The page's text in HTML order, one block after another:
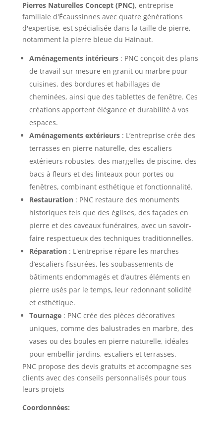
Pierres Naturelles Concept (PNC), entreprise
familiale d'Écaussinnes avec quatre générations
d'expertise, est spécialisée dans la taille de pierre,
notamment la pierre bleue du Hainaut.
Aménagements intérieurs: PNC conçoit des plans
de travail sur mesure en granit ou marbre pour
cuisines, des bordures et habillages de
cheminées, ainsi que des tablettes de fenêtre. Ces
créations apportent élégance et durabilité à vos
espaces.
Aménagements extérieurs: L’entreprise crée des
terrasses en pierre naturelle, des escaliers
extérieurs robustes, des margelles de piscine, des
bacs à fleurs et des linteaux pour portes ou
fenêtres, combinant esthétique et fonctionnalité.
Restauration: PNC restaure des monuments
historiques tels que des églises, des façades en
pierre et des caveaux funéraires, avec un savoir-
faire respectueux des techniques traditionnelles.
Réparation: L'entreprise répare les marches
d’escaliers fissurées, les soubassements de
bâtiments endommagés et d’autres éléments en
pierre usés par le temps, leur redonnant solidité
et esthétique.
Tournage: PNC crée des pièces décoratives
uniques, comme des balustrades en marbre, des
vases ou des boules en pierre naturelle, idéales
pour embellir jardins, escaliers et terrasses.
PNC propose des devis gratuits et accompagne ses
clients avec des conseils personnalisés pour tous
leurs projets
Coordonnées: